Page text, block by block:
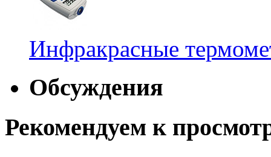
Инфракрасные
Обсуждения
Рекомендуем к